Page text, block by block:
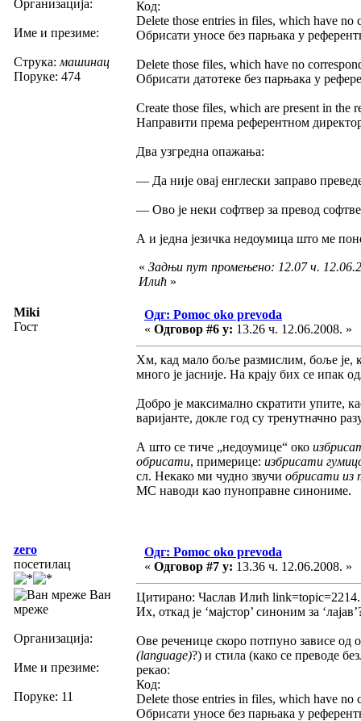
Организација:
Име и презиме:
Струка: машинац
Поруке: 474
Код:
Delete those entries in files, which have no
Обрисати уносе без парњака у
Delete those files, which have no
Обрисати датотеке без парњака у
Create those files, which are present in the
Направити према референтном
Два узгредна опажања:
— Да није овај енглески заправо
— Ово је неки софтвер за превод
А и једна језичка недоумица што ме
« Задњи пут промењено: 12.07 ч.
Илић »
Miki
Гост
Одг: Pomoc oko prevoda
« Одговор #6 у: 13.26 ч. 12.06.2008. »
Хм, кад мало боље размислим, боље је,
много је јасније. На крају бих се ипак
Добро је максимално скратити упите,
варијанте, докле год су тренутначно
А што се тиче „недоумице“ око
обрисати, примерице: избрисати
сл. Некако ми чудно звучи обрисати из
МС наводи као пуноправне синониме.
zero
посетилац
Ван
мреже
Организација:
Име и презиме:
Поруке: 11
Одг: Pomoc oko prevoda
« Одговор #7 у: 13.36 ч. 12.06.2008. »
Цитирано: Часлав Илић link=topic=2214.
Их, откад је ‘мајстор’ синоним за
Ове реченице скоро потпуно зависе од
(language)?) и стила (како се преводе
рекао:
Код:
Delete those entries in files, which have no
Обрисати уносе без парњака у